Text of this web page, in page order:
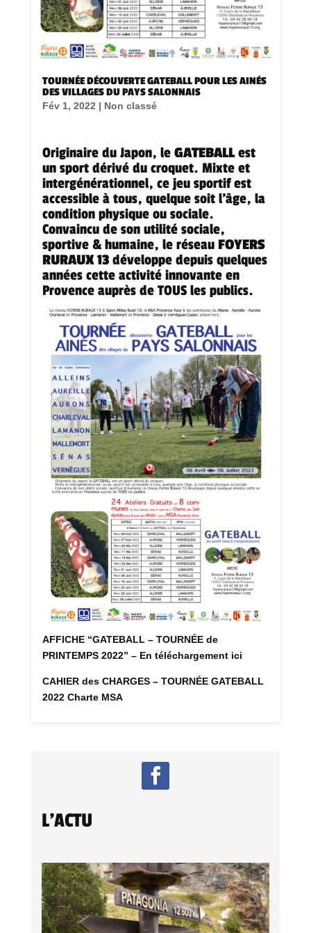
TOURNÉE DÉCOUVERTE GATEBALL POUR LES AINÉS
DES VILLAGES DU PAYS SALONNAIS
Fév 1, 2022 | Non classé
Originaire du Japon, le GATEBALLest
un sport dérivé du croquet. Mixte et
intergénérationnel, ce jeu sportif est
accessible à tous, quelque soit l’âge, la
condition physique ou sociale.
Convaincu de son utilité sociale,
sportive & humaine, le réseau FOYERS
RURAUX 13développe depuis quelques
années cette activité innovante en
Provence auprès de TOUS les publics.
AFFICHE “GATEBALL – TOURNÉE de
PRINTEMPS 2022” – En téléchargement ici
CAHIER des CHARGES – TOURNÉE GATEBALL
2022 Charte MSA
L'ACTU